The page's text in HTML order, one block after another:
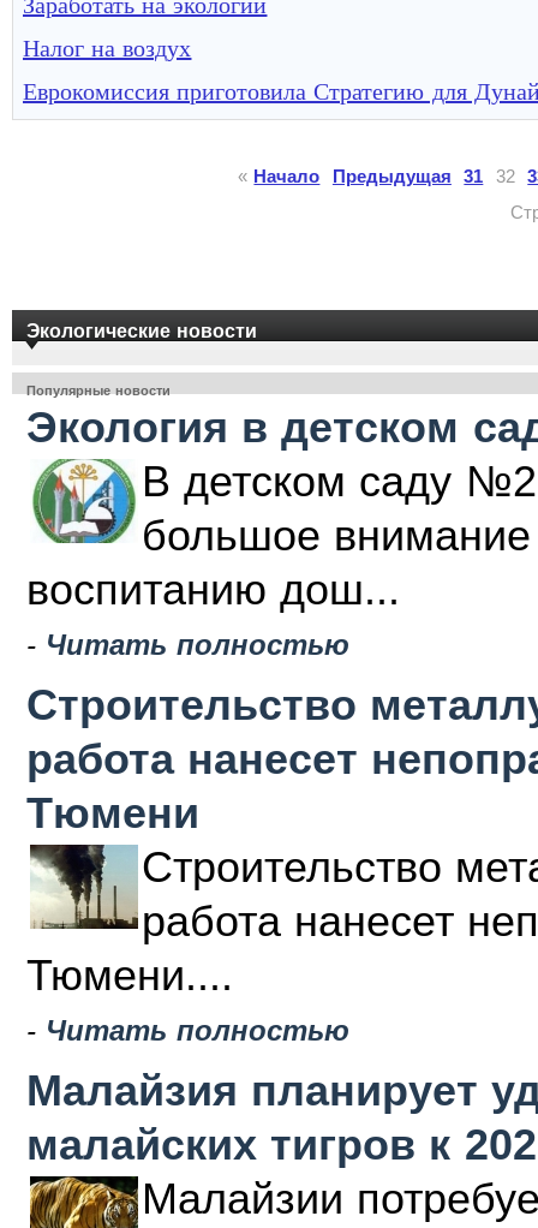
Налог на воздух
Еврокомиссия приготовила Стратегию для
« Начало Предыдущая 31 32
Экологические новости
Популярные новости
Экология в детском
В детском саду
большое внимание
воспитанию дош...
- Читать полностью
Строительство
работа нанесет
Тюмени
Строительство
работа нанесет
Тюмени....
- Читать полностью
Малайзия планирует
малайских тигров к
Малайзии